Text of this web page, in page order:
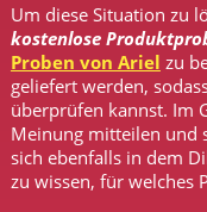
Um diese Situation zu
kostenlose
Proben von Ariel zu
geliefert werden,
überprüfen kannst. Im
Meinung mitteilen und
sich ebenfalls in dem
zu wissen, für welches